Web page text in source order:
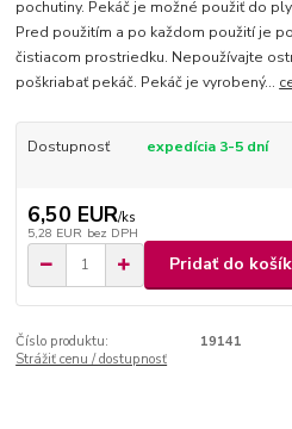
pochutiny. Pekáč je možné použiť do
Pred použitím a po každom použití je
čistiacom prostriedku. Nepoužívajte
poškriabať pekáč. Pekáč je vyrobený...
Dostupnosť expedícia 3-5 dní
6,50 EUR/ks
5,28 EUR bez DPH
Pridať do
Číslo produktu:
19141
Strážiť cenu / dostupnosť